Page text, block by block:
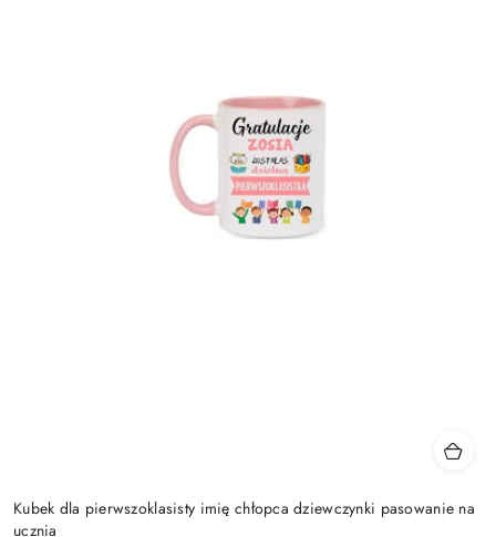
Kubek dla pierwszoklasisty imię chłopca dziewczynki pasowanie na
ucznia